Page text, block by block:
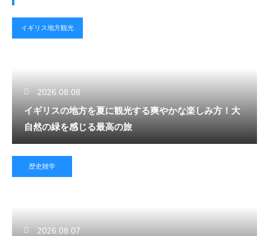
イギリス地方観光
2026.08.08
イギリスの地方を夏に観光する爽やかな楽しみ方！大
自然の緑を感じる最高の旅
歴史雑学
2026.08.07